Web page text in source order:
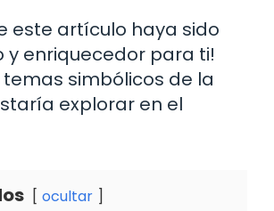
este artículo haya sido
y enriquecedor para ti!
temas simbólicos de la
explorar en el
ocultar